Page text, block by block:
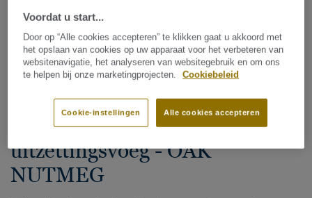
Zie alle ontwerpen (27)
Hout geventileerde
uitzettingsvoeg - OAK
NUTMEG
Voordat u start...
Door op “Alle cookies accepteren” te klikken gaat u akkoord met
het opslaan van cookies op uw apparaat voor het verbeteren van
websitenavigatie, het analyseren van websitegebruik en om ons
te helpen bij onze marketingprojecten.
Cookiebeleid
Alle cookies accepteren
Cookie-instellingen